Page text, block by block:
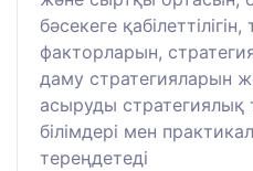
бәсекеге
факторларын,
даму стратегияларын
асыруды
білімдері мен
тереңдетеді